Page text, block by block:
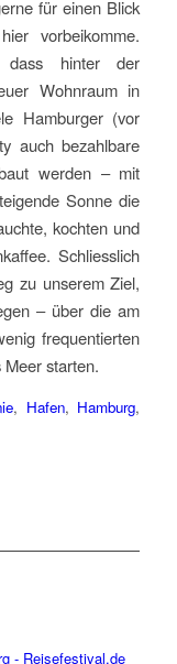
für einen Blick
vorbeikomme.
hinter der
Wohnraum in
Hamburger (vor
auch bezahlbare
werden – mit
Sonne die
kochten und
Schliesslich
zu unserem Ziel,
– über die am
frequentierten
starten.
, Hafen, Hamburg,
- Reisefestival.de